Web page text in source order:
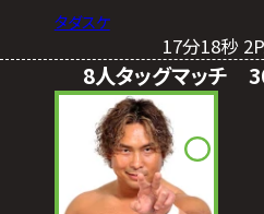
タダスケ
17分18秒
8人タッグマッチ